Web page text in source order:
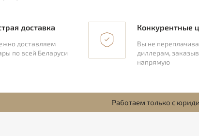
доставка
доставляем
по всей Беларуси
Конкурентные
Вы не
диллерам,
напрямую
Работаем только с